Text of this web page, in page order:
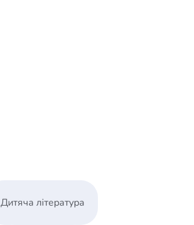
Дитяча література